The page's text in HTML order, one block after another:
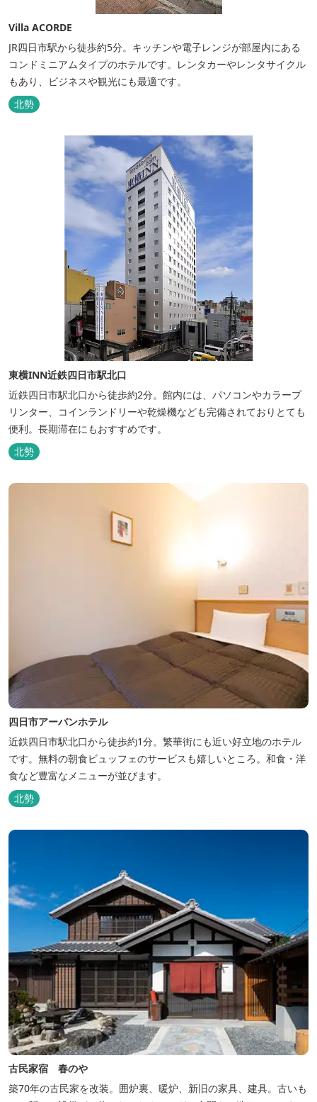
Villa ACORDE
JR四日市駅から徒歩約5分。キッチンや電子レンジが部屋内にある
コンドミニアムタイプのホテルです。レンタカーやレンタサイクル
もあり、ビジネスや観光にも最適です。
北勢
東横INN近鉄四日市駅北口
近鉄四日市駅北口から徒歩約2分。館内には、パソコンやカラープ
リンター、コインランドリーや乾燥機なども完備されておりとても
便利。長期滞在にもおすすめです。
北勢
四日市アーバンホテル
近鉄四日市駅北口から徒歩約1分。繁華街にも近い好立地のホテル
です。無料の朝食ビュッフェのサービスも嬉しいところ。和食・洋
食など豊富なメニューが並びます。
北勢
古民家宿 春のや
築70年の古民家を改装。囲炉裏、暖炉、新旧の家具、建具。古いも